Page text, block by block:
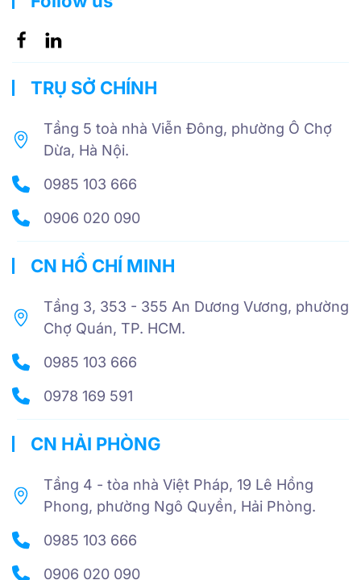
TRỤ SỞ CHÍNH
Tầng 5 toà nhà Viễn Đông, phường Ô Chợ
Dừa, Hà Nội.
0985 103 666
0906 020 090
CN HỒ CHÍ MINH
Tầng 3, 353 - 355 An Dương Vương, phường
Chợ Quán, TP. HCM.
0985 103 666
0978 169 591
CN HẢI PHÒNG
Tầng 4 - tòa nhà Việt Pháp, 19 Lê Hồng
Phong, phường Ngô Quyền, Hải Phòng.
0985 103 666
0906 020 090